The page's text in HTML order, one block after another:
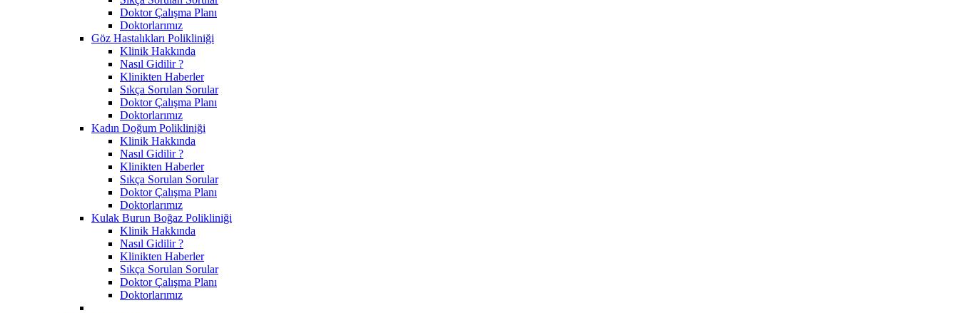
Doktor Çalışma Planı
Doktorlarımız
Göz Hastalıkları Polikliniği
Klinik Hakkında
Nasıl Gidilir ?
Klinikten Haberler
Sıkça Sorulan Sorular
Doktor Çalışma Planı
Doktorlarımız
Kadın Doğum Polikliniği
Klinik Hakkında
Nasıl Gidilir ?
Klinikten Haberler
Sıkça Sorulan Sorular
Doktor Çalışma Planı
Doktorlarımız
Kulak Burun Boğaz Polikliniği
Klinik Hakkında
Nasıl Gidilir ?
Klinikten Haberler
Sıkça Sorulan Sorular
Doktor Çalışma Planı
Doktorlarımız